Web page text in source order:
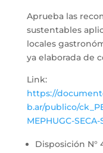
Aprueba las
sustentables
locales
ya elaborada de
Link:
https://
b.ar/publico/
MEPHUGC-
Disposición N°